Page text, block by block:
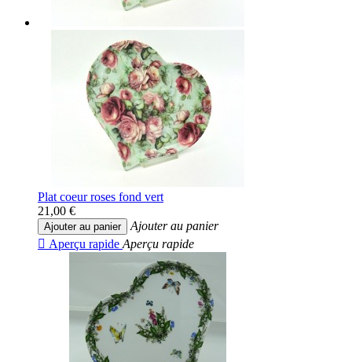
Plat coeur roses fond vert
21,00 €
Ajouter au panier
Ajouter au panier
 Aperçu rapide Aperçu rapide